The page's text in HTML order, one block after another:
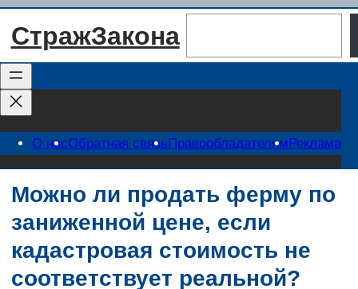
Перейти
СтражЗакона
О насОбратная связьПравообладателямРеклама
Можно ли продать ферму по
заниженной цене, если
кадастровая стоимость не
соответствует реальной?